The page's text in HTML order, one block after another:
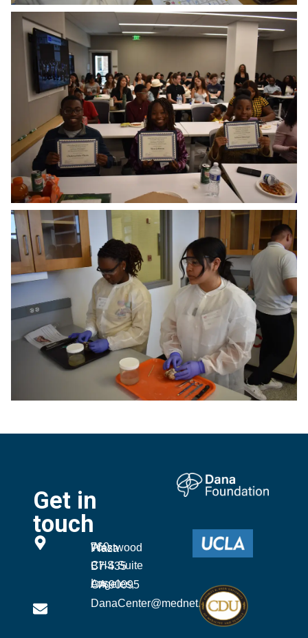
Get in
touch
760 Westwood Plaza
CHS Suite B7-435
Los Angeles, CA 90095
DanaCenter@mednet.ucla.edu